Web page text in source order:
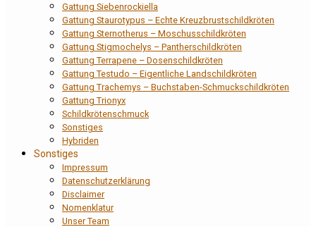
Gattung Siebenrockiella
Gattung Staurotypus – Echte Kreuzbrustschildkröten
Gattung Sternotherus – Moschusschildkröten
Gattung Stigmochelys – Pantherschildkröten
Gattung Terrapene – Dosenschildkröten
Gattung Testudo – Eigentliche Landschildkröten
Gattung Trachemys – Buchstaben-Schmuckschildkröten
Gattung Trionyx
Schildkrötenschmuck
Sonstiges
Hybriden
Sonstiges
Impressum
Datenschutzerklärung
Disclaimer
Nomenklatur
Unser Team